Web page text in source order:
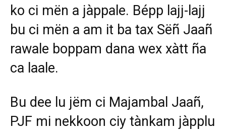
ko ci mën a jàppale. Bépp lajj-lajj
bu ci mën a am it ba tax Sëñ Jaañ
rawale boppam dana wex xàtt ña
ca laale.
Bu dee lu jëm ci Majambal Jaañ,
PJF mi nekkoon ciy tànkam jàpplu